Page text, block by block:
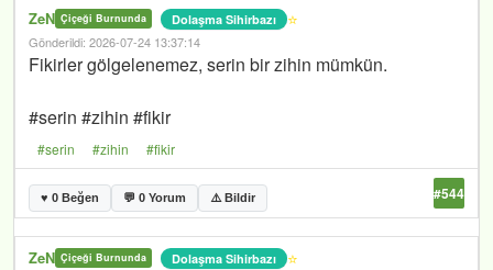
ZeN Çiçeği Burnunda Dolaşma Sihirbazı ⭐
Gönderildi: 2026-07-24 13:37:14
Fikirler gölgelenemez, serin bir zihin mümkün.
#serin #zihin #fikir
#serin #zihin #fikir
♥ 0 Beğen 💬 0 Yorum ⚠️ Bildir #544
ZeN Çiçeği Burnunda Dolaşma Sihirbazı ⭐